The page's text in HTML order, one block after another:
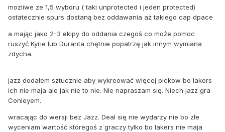
mozliwe ze 1,5 wyboru ( taki unprotected i jeden protected)
ostatecznie spurs dostaną bez oddawania aż takiego cap dpace
a mając jako 2-3 ekipy do oddania czegoś co może pomoc
ruszyć Kyrie lub Duranta chętnie popatrzę jak innym wymiana
zdycha.
jazz dodałem sztucznie aby wykreować więcej pickow bo lakers
ich nie maja ale jak nie to nie. Nie napraszam się. Niech jazz gra
Conleyem.
wracając do wersji bez Jazz. Deal się nie wydarzy nie bo złe
wyceniam wartość któregoś z graczy tylko bo lakers nie maja